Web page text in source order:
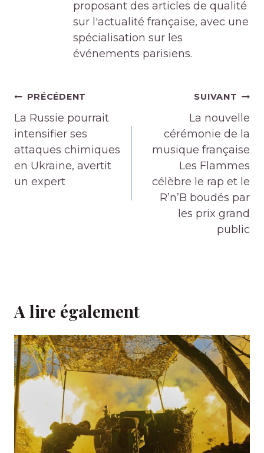
proposant des articles de qualité
sur l'actualité française, avec une
spécialisation sur les
événements parisiens.
Navigation
de
l’article
PRÉCÉDENT
La Russie pourrait
intensifier ses
attaques chimiques
en Ukraine, avertit
un expert
SUIVANT
La nouvelle
cérémonie de la
musique française
Les Flammes
célèbre le rap et le
R’n’B boudés par
les prix grand
public
A lire également